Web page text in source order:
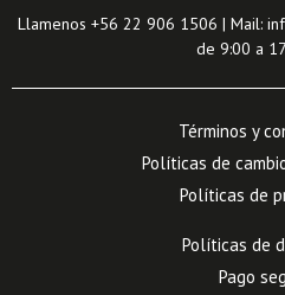
Llamenos +56 22 906 1506 | Mail:
de 9:00 a
Términos y
Políticas de
Políticas de
Políticas de
Pago